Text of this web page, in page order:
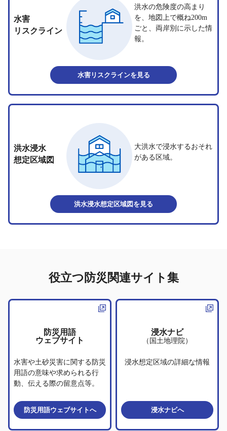
水害
リスクライン
洪水の危険度の高まり
を、地図上で概ね200m
ごと、両岸別に示した情
報。
水害リスクラインを見る
洪水浸水
想定区域図
大洪水で浸水するおそれ
がある区域。
洪水浸水想定区域図 を見る
役立つ防災関連サイト集
防災用語
ウェブサイト
水害や土砂災害に関する防災
用語の意味や求められる行
動、伝える際の留意点等。
防災用語ウェブサイトへ
浸水ナビ
（国土地理院）
浸水想定区域の詳細な情報
浸水ナビへ